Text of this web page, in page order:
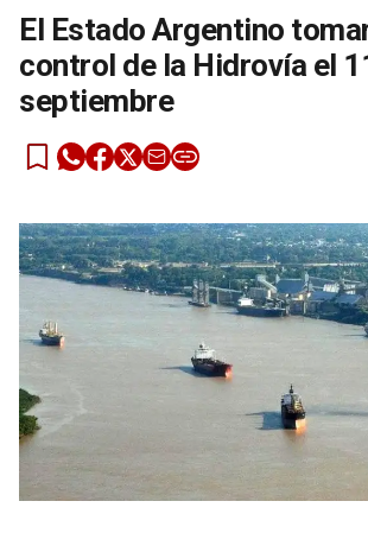
El Estado Argentino
control de la Hidrovía el
septiembre